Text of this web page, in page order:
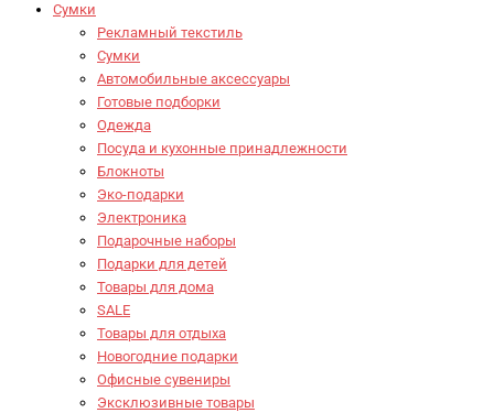
Сумки
Рекламный текстиль
Сумки
Автомобильные аксессуары
Готовые подборки
Одежда
Посуда и кухонные принадлежности
Блокноты
Эко-подарки
Электроника
Подарочные наборы
Подарки для детей
Товары для дома
SALE
Товары для отдыха
Новогодние подарки
Офисные сувениры
Эксклюзивные товары